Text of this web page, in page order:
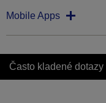
Mobile Apps
Často kladené dotazy